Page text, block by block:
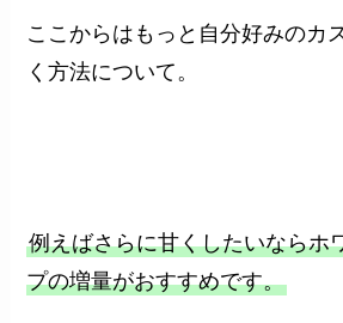
ここからはもっと自分好みのカ
く方法について。
例えばさらに甘くしたいならホ
プの増量がおすすめです。